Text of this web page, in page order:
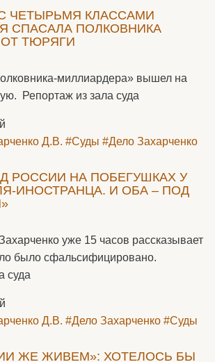
ЧЕТЫРЬМЯ КЛАССАМИ
СПАСАЛА ПОЛКОВНИКА
ТЮРЯГИ
миллиардера» вышел на
Репортаж из зала суда
Д.В. #Суды #Дело Захарченко
РОССИИ НА ПОБЕГУШКАХ У
ИНОСТРАНЦА. И ОБА – ПОД
уже 15 часов рассказывает
было сфальсифицировано.
суда
Д.В. #Дело Захарченко #Суды
ЖЕ ЖИВЕМ»: ХОТЕЛОСЬ БЫ